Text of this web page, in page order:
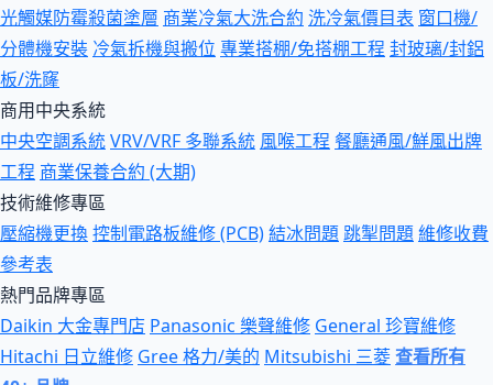
光觸媒防霉殺菌塗層 商業冷氣大洗合約 洗冷氣價目表 窗口機/
分體機安裝 冷氣拆機與搬位 專業搭棚/免搭棚工程 封玻璃/封鋁
板/洗窿
商用中央系統
中央空調系統VRV/VRF 多聯系統 風喉工程 餐廳通風/鮮風出牌
工程 商業保養合約 (大期)
技術維修專區
壓縮機更換控制電路板維修 (PCB)結冰問題跳掣問題維修收費
參考表
熱門品牌專區
Daikin 大金專門店 Panasonic 樂聲維修 General 珍寶維修
Hitachi 日立維修 Gree 格力/美的 Mitsubishi 三菱查看所有